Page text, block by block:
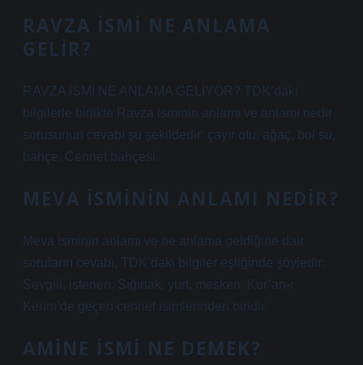
RAVZA ISMI NE ANLAMA
GELIR?
RAVZA İSMİ NE ANLAMA GELİYOR? TDK’daki
bilgilerle birlikte Ravza isminin anlamı ve anlamı nedir
sorusunun cevabı şu şekildedir: çayır otu, ağaç, bol su,
bahçe. Cennet bahçesi.
MEVA ISMININ ANLAMI NEDIR?
Meva isminin anlamı ve ne anlama geldiğine dair
soruların cevabı, TDK’daki bilgiler eşliğinde şöyledir:
Sevgili, istenen. Sığınak, yurt, mesken. Kur’an-ı
Kerim’de geçen cennet isimlerinden biridir.
AMINE ISMI NE DEMEK?